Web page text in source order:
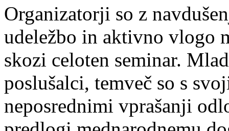
Organizatorji so z
udeležbo in aktivno vlogo
skozi celoten seminar.
poslušalci, temveč so s
neposrednimi vprašanji